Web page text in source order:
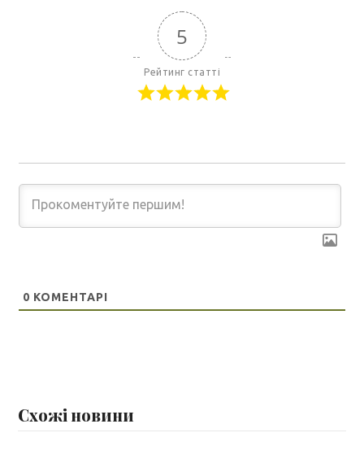
5
Рейтинг статті
0 КОМЕНТАРІ
Схожі новини